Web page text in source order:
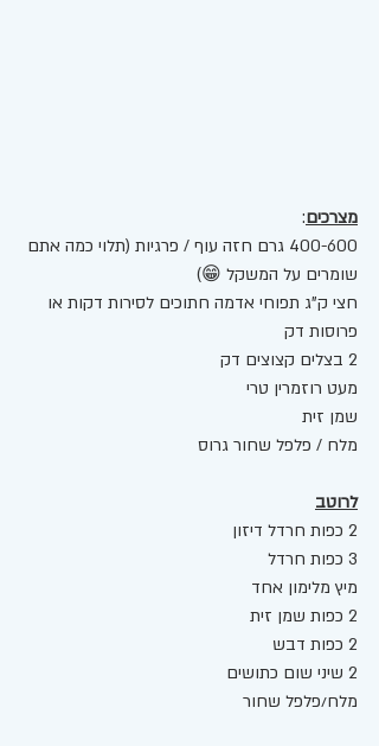
מצרכים:
400-600 גרם חזה עוף / פרגיות (תלוי כמה אתם
שומרים על המשקל 😁)
חצי ק"ג תפוחי אדמה חתוכים לסירות דקות או
פרוסות דק
2 בצלים קצוצים דק
מעט רוזמרין טרי
שמן זית
מלח / פלפל שחור גרוס
לרוטב
2 כפות חרדל דיזון
3 כפות חרדל
מיץ מלימון אחד
2 כפות שמן זית
2 כפות דבש
2 שיני שום כתושים
מלח/פלפל שחור